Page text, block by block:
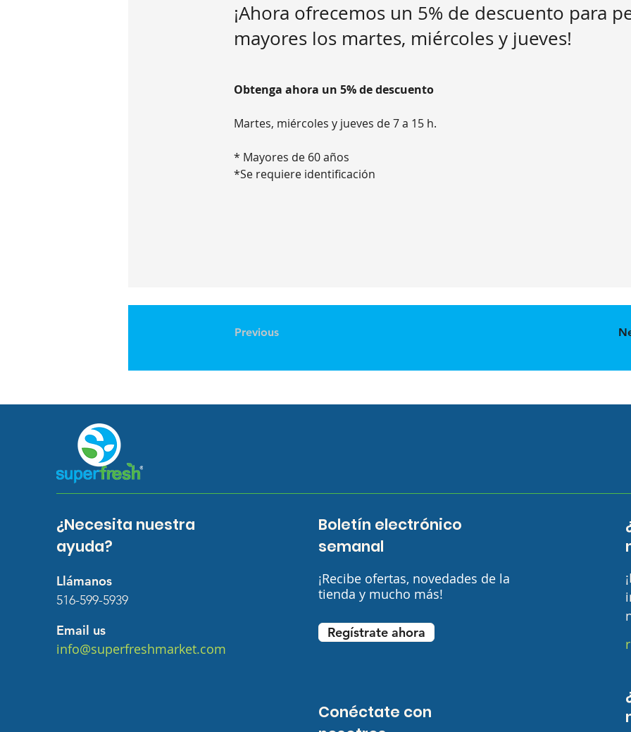
¡Ahora ofrecemos un 5% de descuento para
mayores los martes, miércoles y jueves!
Obtenga ahora un 5% de descuento
Martes, miércoles y jueves de 7 a 15 h.
* Mayores de 60 años
*Se requiere identificación
Previous
¿Necesita nuestra
ayuda?
Llámanos
516-599-5939
Email us
info@superfreshmarket.com
Boletín electrónico
semanal
¡Recibe ofertas, novedades de la
tienda y mucho más!
Regístrate ahora
Conéctate con